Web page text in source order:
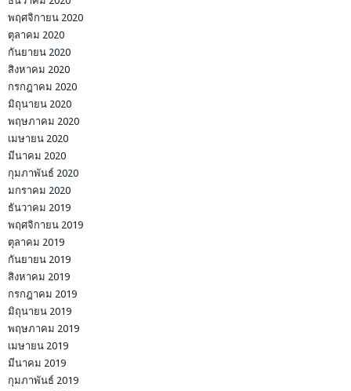
พฤศจิกายน 2020
ตุลาคม 2020
กันยายน 2020
สิงหาคม 2020
กรกฎาคม 2020
มิถุนายน 2020
พฤษภาคม 2020
เมษายน 2020
มีนาคม 2020
กุมภาพันธ์ 2020
มกราคม 2020
ธันวาคม 2019
พฤศจิกายน 2019
ตุลาคม 2019
กันยายน 2019
สิงหาคม 2019
กรกฎาคม 2019
มิถุนายน 2019
พฤษภาคม 2019
เมษายน 2019
มีนาคม 2019
กุมภาพันธ์ 2019